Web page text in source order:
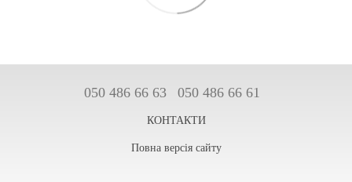
050 486 66 63 050 486 66 61
КОНТАКТИ
Повна версія сайту